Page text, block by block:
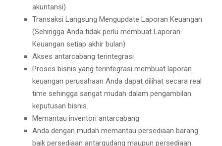
akuntansi)
Transaksi Langsung Mengupdate Laporan Keuangan
(Sehingga Anda tidak perlu membuat Laporan
Keuangan setiap akhir bulan)
Akses antarcabang terintegrasi
Proses bisnis yang terintegrasi membuat laporan
keuangan perusahaan Anda dapat dilihat secara real
time sehingga sangat mudah dalam pengambilan
keputusan bisnis.
Memantau inventori antarcabang
Anda dengan mudah memantau persediaan barang
baik persediaan antargudang maupun persediaan